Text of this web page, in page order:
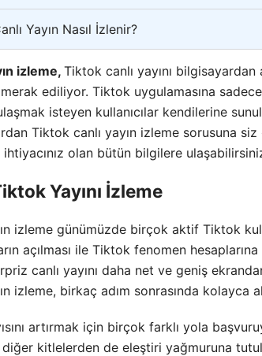
Yayın Nasıl İzlenir?
izleme, Tiktok canlı yayını bilgisayardan
merak ediliyor. Tiktok uygulamasına
isteyen kullanıcılar kendilerine
Tiktok canlı yayın izleme sorusuna siz
olan bütün bilgilere
Yayını İzleme
izleme günümüzde birçok aktif Tiktok
açılması ile Tiktok fenomen
canlı yayını daha net ve geniş
izleme, birkaç adım sonrasında kolayca
artırmak için birçok farklı yola
kitlelerden de eleştiri yağmuruna